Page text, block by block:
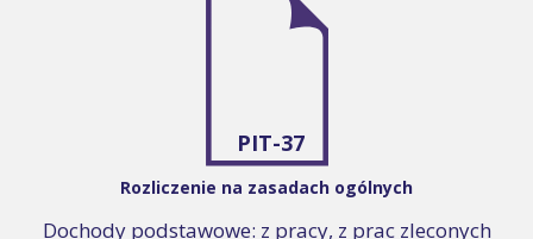
PIT-37
Rozliczenie na zasadach ogólnych
Dochody podstawowe: z pracy, z prac zleconych